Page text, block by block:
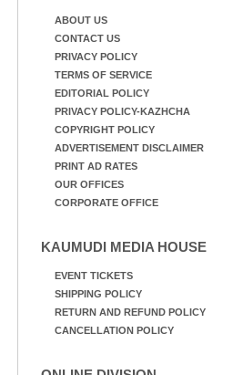
ABOUT US
CONTACT US
PRIVACY POLICY
TERMS OF SERVICE
EDITORIAL POLICY
PRIVACY POLICY-KAZHCHA
COPYRIGHT POLICY
ADVERTISEMENT DISCLAIMER
PRINT AD RATES
OUR OFFICES
CORPORATE OFFICE
KAUMUDI MEDIA HOUSE
EVENT TICKETS
SHIPPING POLICY
RETURN AND REFUND POLICY
CANCELLATION POLICY